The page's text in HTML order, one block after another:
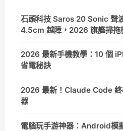
石頭科技 Saros 20 Sonic 聲
4.5cm 越障，2026 旗艦掃拖
2026 最新手機教學：10 個
省電秘訣
2026 最新！Claude Code 終
器
電腦玩手游神器：Android模